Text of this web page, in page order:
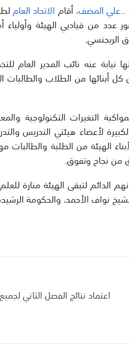
..علي المضف، أقام الاتحاد العام
من قياديي الهيئة وأولياء
نيابة عنه نائب المدير العام
أبنائها من الطلاب والطالبات
التغيرات التكنولوجية
لأعضاء هيئتي التدريس
من الطلبة والطالبات
من نجاح وتفوق.
الدائم لتبقى الهيئة منارة
نواف الأحمد، والحكومة
اعتماد نتائج الفصل الثاني